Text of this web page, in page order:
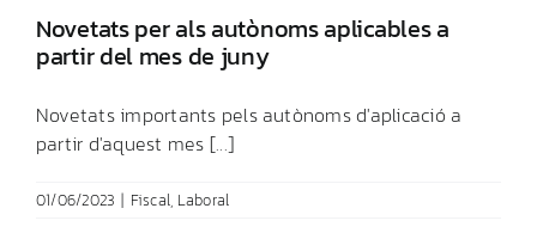
Novetats per als autònoms aplicables a
partir del mes de juny
Novetats importants pels autònoms d'aplicació a
partir d'aquest mes [...]
01/06/2023 | Fiscal, Laboral